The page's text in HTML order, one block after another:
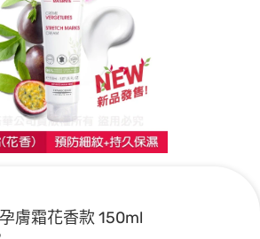
膚霜花香款 150ml